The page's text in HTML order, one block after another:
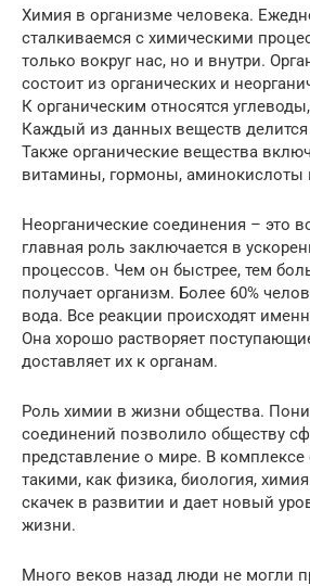
Химия в организме человека.
сталкиваемся с химическими
только вокруг нас, но и внутри.
состоит из органических и
К органическим относятся
Каждый из данных веществ
Также органические вещества
витамины, гормоны, аминокислоты
Неорганические соединения – это
главная роль заключается в
процессов. Чем он быстрее, тем
получает организм. Более 60%
вода. Все реакции происходят
Она хорошо растворяет
доставляет их к органам.
Роль химии в жизни общества.
соединений позволило обществу
представление о мире. В комплексе
такими, как физика, биология,
скачек в развитии и дает новый
жизни.
Много веков назад люди не могли